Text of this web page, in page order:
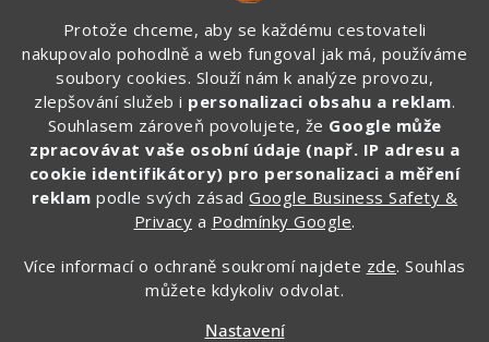
Protože chceme, aby se každému cestovateli
nakupovalo pohodlně a web fungoval jak má, používáme
soubory cookies. Slouží nám k analýze provozu,
zlepšování služeb i personalizaci obsahu a reklam.
Souhlasem zároveň povolujete, že Google může
zpracovávat vaše osobní údaje (např. IP adresu a
cookie identifikátory) pro personalizaci a měření
reklam podle svých zásadGoogle Business Safety &
Privacy a Podmínky Google.
Více informací o ochraně soukromí najdete zde. Souhlas
můžete kdykoliv odvolat.
Nastavení
🎁 Po registraci získáte SLEVU 100 Kč
na první objednávku.
Zde vyplňte svůj email:
CHCI ZÍSKAT SLEVU 100 KČ »
Ochrana osobních údajů